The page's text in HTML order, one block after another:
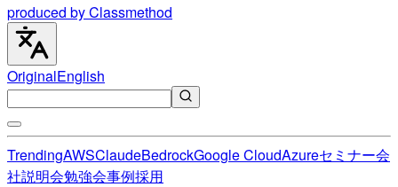
produced by Classmethod
OriginalEnglish
TrendingAWSClaudeBedrockGoogle CloudAzureセミナー会
社説明会勉強会事例採用